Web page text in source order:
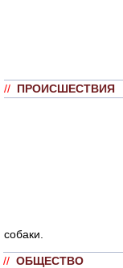
// ПРОИСШЕСТВИЯ
собаки.
// ОБЩЕСТВО